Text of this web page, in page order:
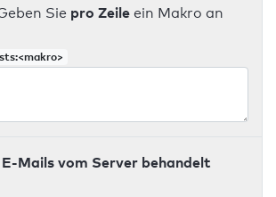
Sie pro Zeile ein Makro an
Mails vom Server behandelt